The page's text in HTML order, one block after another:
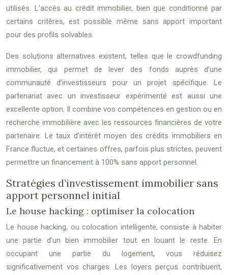
utilisés. L’accès au crédit immobilier, bien que conditionné par
certains critères, est possible même sans apport important
pour des profils solvables.
Des solutions alternatives existent, telles que le crowdfunding
immobilier, qui permet de lever des fonds auprès d’une
communauté d’investisseurs pour un projet spécifique. Le
partenariat avec un investisseur expérimenté est aussi une
excellente option. Il combine vos compétences en gestion ou en
recherche immobilière avec les ressources financières de votre
partenaire. Le taux d’intérêt moyen des crédits immobiliers en
France fluctue, et certaines offres, parfois plus strictes, peuvent
permettre un financement à 100% sans apport personnel.
Stratégies d’investissement immobilier sans
apport personnel initial
Le house hacking : optimiser la colocation
Le house hacking, ou colocation intelligente, consiste à habiter
une partie d’un bien immobilier tout en louant le reste. En
occupant une partie du logement, vous réduisez
significativement vos charges. Les loyers perçus contribuent,